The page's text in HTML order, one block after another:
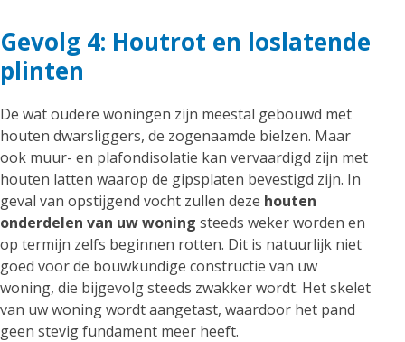
Gevolg 4: Houtrot en loslatende
plinten
De wat oudere woningen zijn meestal gebouwd met
houten dwarsliggers, de zogenaamde bielzen. Maar
ook muur- en plafondisolatie kan vervaardigd zijn met
houten latten waarop de gipsplaten bevestigd zijn. In
geval van opstijgend vocht zullen deze houten
onderdelen van uw woning steeds weker worden en
op termijn zelfs beginnen rotten. Dit is natuurlijk niet
goed voor de bouwkundige constructie van uw
woning, die bijgevolg steeds zwakker wordt. Het skelet
van uw woning wordt aangetast, waardoor het pand
geen stevig fundament meer heeft.